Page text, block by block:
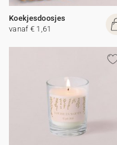
Koekjesdoosjes
vanaf € 1,61